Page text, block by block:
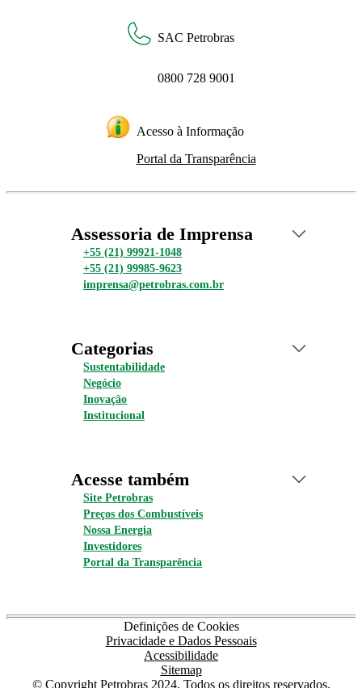
SAC Petrobras
0800 728 9001
Acesso à Informação
Portal da Transparência
Assessoria de Imprensa
+55 (21) 99921-1048
+55 (21) 99985-9623
imprensa@petrobras.com.br
Categorias
Sustentabilidade
Negócio
Inovação
Institucional
Acesse também
Site Petrobras
Preços dos Combustíveis
Nossa Energia
Investidores
Portal da Transparência
Definições de Cookies
Privacidade e Dados Pessoais
Acessibilidade
Sitemap
© Copyright Petrobras 2024. Todos os direitos reservados.